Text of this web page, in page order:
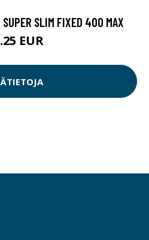
SUPER SLIM FIXED 400 MAX
EUR